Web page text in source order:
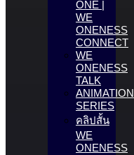
ONE |
WE
ONENESS
CONNECT
WE
ONENESS
TALK
ANIMATION
SERIES
คลิปสั้น
WE
ONENESS